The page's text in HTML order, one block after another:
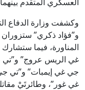
وكشفت وزارة الدفاع
و”فؤاد ذكري”
المناورة، فيما
غي الريس عروج” و”تي
جي غي إيمبات” و”تي